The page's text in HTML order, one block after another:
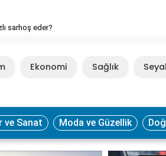
sarhoş eder?
Ekonomi Sağlık
ve Sanat Moda ve Güzellik